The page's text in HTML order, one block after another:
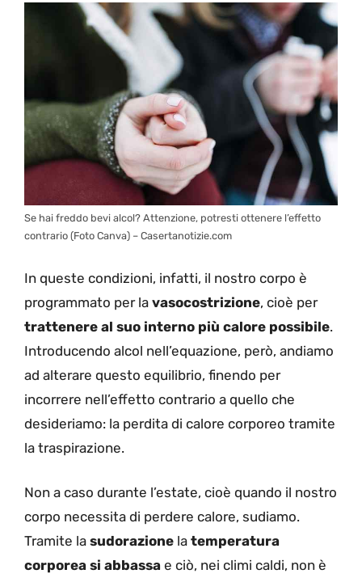
Se hai freddo bevi alcol? Attenzione, potresti ottenere l’effetto
contrario (Foto Canva) – Casertanotizie.com
In queste condizioni, infatti, il nostro corpo è
programmato per la vasocostrizione, cioè per
trattenere al suo interno più calore possibile.
Introducendo alcol nell’equazione, però, andiamo
ad alterare questo equilibrio, finendo per
incorrere nell’effetto contrario a quello che
desideriamo: la perdita di calore corporeo tramite
la traspirazione.
Non a caso durante l’estate, cioè quando il nostro
corpo necessita di perdere calore, sudiamo.
Tramite la sudorazione la temperatura
corporea si abbassa e ciò, nei climi caldi, non è